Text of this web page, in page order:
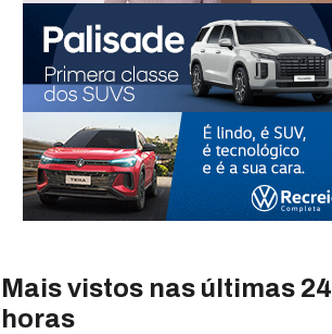
Mais vistos nas últimas 24
horas